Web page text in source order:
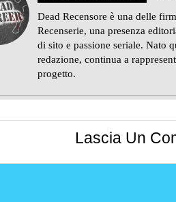
Dead Recensore è una delle
Recenserie, una presenza
di sito e passione seriale. Nato
redazione, continua a
progetto.
Lascia Un